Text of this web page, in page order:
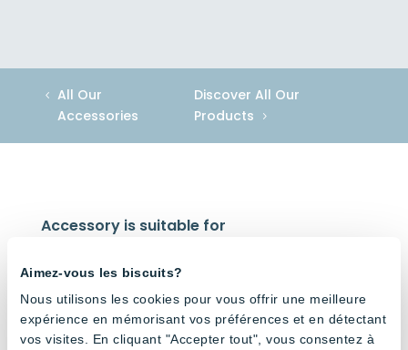
Aimez-vous les biscuits?
Nous utilisons les cookies pour vous offrir une meilleure
expérience en mémorisant vos préférences et en détectant
vos visites. En cliquant "Accepter tout", vous consentez à
All Our
Accessories
Discover All Our
Products
Accessory is suitable for